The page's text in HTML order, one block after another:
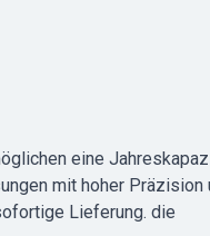
eine
mit hoher Präzision
Lieferung. die